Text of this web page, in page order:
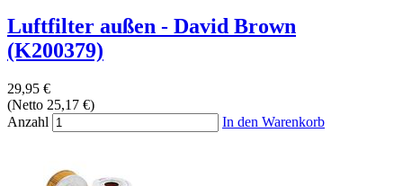
Luftfilter außen - David Brown
(K200379)
29,95 €
(Netto 25,17 €)
Anzahl
In den Warenkorb